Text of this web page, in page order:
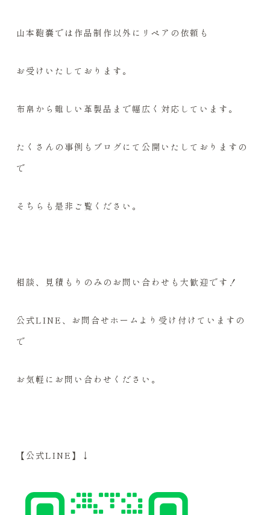
山本鞄嚢では作品制作以外にリペアの依頼も
お受けいたしております。
布帛から難しい革製品まで幅広く対応しています。
たくさんの事例もブログにて公開いたしておりますの
で
そちらも是非ご覧ください。
相談、見積もりのみのお問い合わせも大歓迎です！
公式LINE、お問合せホームより受け付けていますの
で
お気軽にお問い合わせください。
【公式LINE】↓